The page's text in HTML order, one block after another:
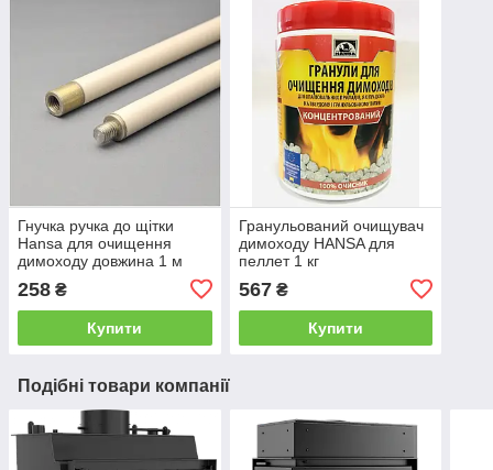
Гнучка ручка до щітки
Hansa для очищення
димоходу довжина 1 м
258 ₴
Купити
Гранульований очищувач
димоходу HANSA для
пеллет 1 кг
567₴
Купити
Подібні товари компанії